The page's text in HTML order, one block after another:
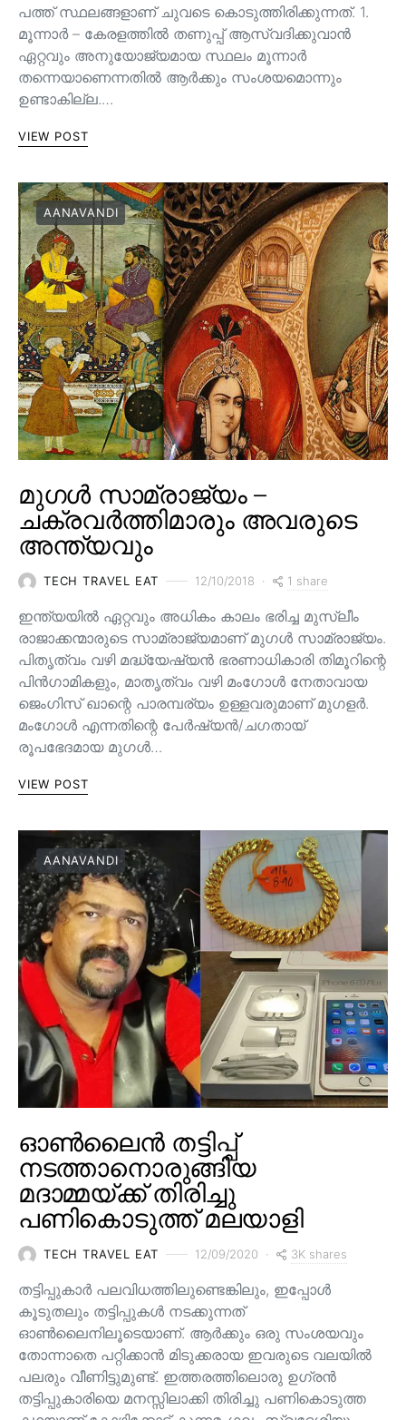
പത്ത് സ്ഥലങ്ങളാണ് ചുവടെ കൊടുത്തിരിക്കുന്നത്. 1.
മൂന്നാർ – കേരളത്തിൽ തണുപ്പ് ആസ്വദിക്കുവാൻ
ഏറ്റവും അനുയോജ്യമായ സ്ഥലം മൂന്നാർ
തന്നെയാണെന്നതിൽ ആർക്കും സംശയമൊന്നും
ഉണ്ടാകില്ല.…
VIEW POST
AANAVANDI
മുഗൾ സാമ്രാജ്യം –
ചക്രവർത്തിമാരും അവരുടെ
അന്ത്യവും
TECH TRAVEL EAT 12/10/2018 1 share
ഇന്ത്യയിൽ ഏറ്റവും അധികം കാലം ഭരിച്ച മുസ്ലീം
രാജാക്കന്മാരുടെ സാമ്രാജ്യമാണ് മുഗൾ സാമ്രാജ്യം.
പിതൃത്വം വഴി മദ്ധ്യേഷ്യൻ ഭരണാധികാരി തിമൂറിന്റെ
പിൻ‌ഗാമികളും, മാതൃത്വം വഴി മംഗോൾ നേതാവായ
ജെംഗിസ് ഖാന്റെ പാരമ്പര്യം ഉള്ളവരുമാണ്‌ മുഗളർ.
മംഗോൾ എന്നതിന്റെ പേർഷ്യൻ/ചഗതായ്
രൂപഭേദമായ മുഗൾ…
VIEW POST
AANAVANDI
ഓൺലൈൻ തട്ടിപ്പ്
നടത്താനൊരുങ്ങിയ
മദാമ്മയ്ക്ക് തിരിച്ചു
പണികൊടുത്ത് മലയാളി
TECH TRAVEL EAT 12/09/2020 3K shares
തട്ടിപ്പുകാർ പലവിധത്തിലുണ്ടെങ്കിലും, ഇപ്പോൾ
കൂടുതലും തട്ടിപ്പുകൾ നടക്കുന്നത്
ഓൺലൈനിലൂടെയാണ്. ആർക്കും ഒരു സംശയവും
തോന്നാതെ പറ്റിക്കാൻ മിടുക്കരായ ഇവരുടെ വലയിൽ
പലരും വീണിട്ടുമുണ്ട്. ഇത്തരത്തിലൊരു ഉഗ്രൻ
തട്ടിപ്പുകാരിയെ മനസ്സിലാക്കി തിരിച്ചു പണികൊടുത്ത